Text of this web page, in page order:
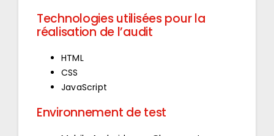
Technologies utilisées pour la
réalisation de l’audit
HTML
CSS
JavaScript
Environnement de test